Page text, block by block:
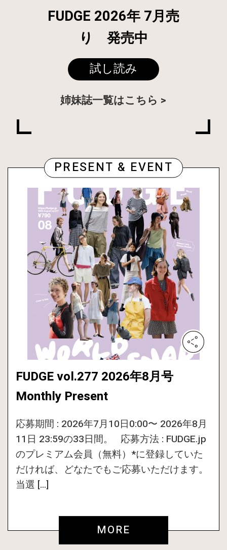
FUDGE 2026年 7月売
り 発売中
試し読み
姉妹誌一覧はこちら
PRESENT & EVENT
FUDGE vol.277 2026年8月号
Monthly Present
応募期間 : 2026年7月10日0:00〜 2026年8月
11日 23:59の33日間。 応募方法 : FUDGE.jp
のプレミアム会員（無料）*に登録していた
だければ、どなたでもご応募いただけます。
当選 […]
MORE